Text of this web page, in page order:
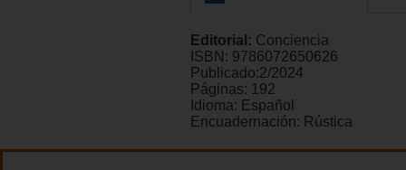
Editorial: Conciencia
ISBN: 9786072650626
Publicado:2/2024
Páginas: 192
Idioma: Español
Encuadernación: Rústica